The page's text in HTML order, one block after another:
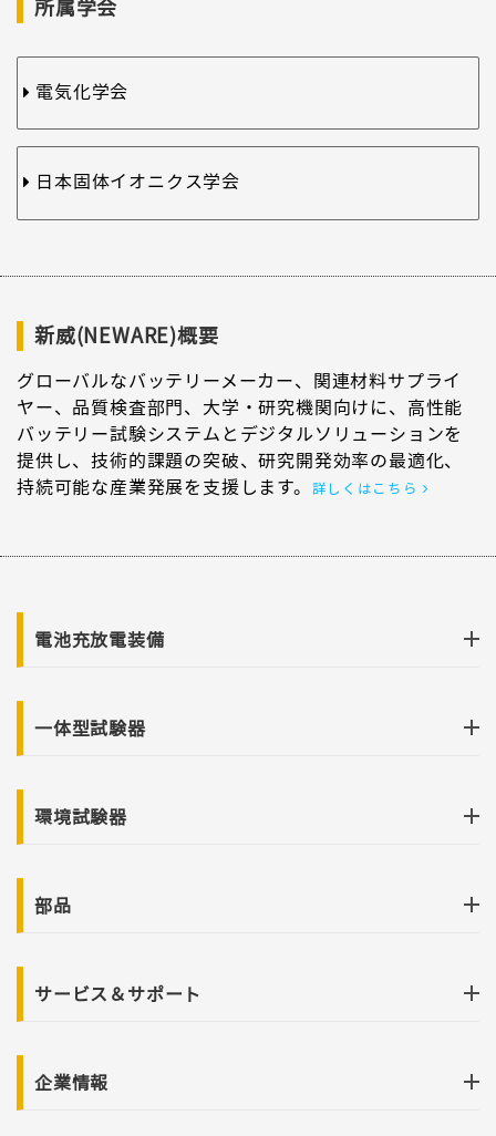
所属学会
電気化学会
日本固体イオニクス学会
新威(NEWARE)概要
グローバルなバッテリーメーカー、関連材料サプライ
ヤー、品質検査部門、大学・研究機関向けに、高性能
バッテリー試験システムとデジタルソリューションを
提供し、技術的課題の突破、研究開発効率の最適化、
持続可能な産業発展を支援します。
詳しくはこちら
電池充放電装備
一体型試験器
環境試験器
部品
サービス＆サポート
企業情報